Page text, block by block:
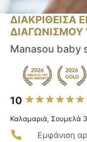
ΔΙΑΚΡΙΘΕΙΣΑ
ΔΙΑΓΩΝΙΣΜΟΥ
Manasou baby
10
Καλαμαριά, Σουμελά
Εμφάνιση